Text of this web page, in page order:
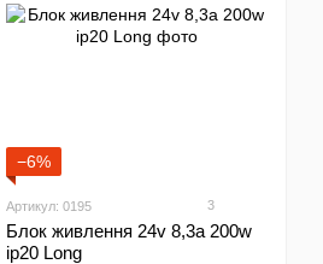
−6%
Артикул: 0195 3
Блок живлення 24v 8,3а 200w
ip20 Long